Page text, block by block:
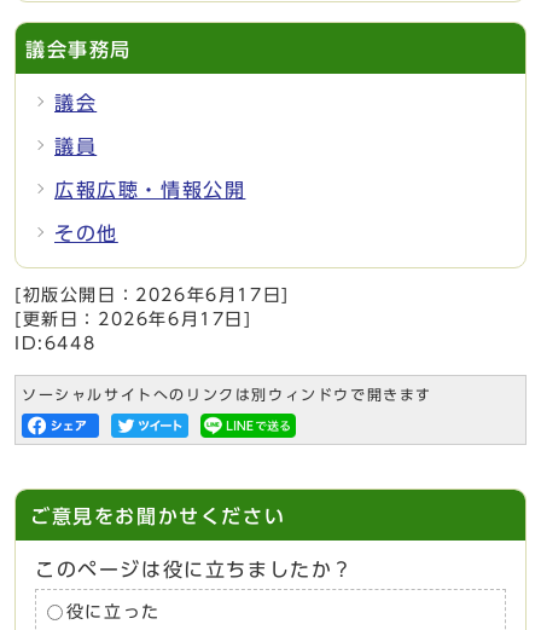
議会事務局
議会
議員
広報広聴・情報公開
その他
[初版公開日： 2026年6月17日
[更新日： 2026年6月17日
ID:6448
ソーシャルサイトへのリンクは別ウィンドウで開きます
ご意見をお聞かせください
このページは役に立ちましたか？
役に立った